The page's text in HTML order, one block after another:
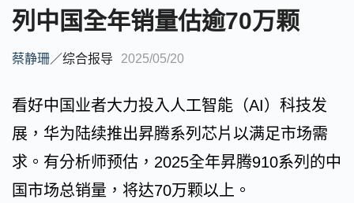
列中国全年销量估逾70万颗
蔡静珊／综合报导 2025/05/20
看好中国业者大力投入人工智能（AI）科技发
展，华为陆续推出昇腾系列芯片以满足市场需
求。有分析师预估，2025全年昇腾910系列的中
国市场总销量，将达70万颗以上。